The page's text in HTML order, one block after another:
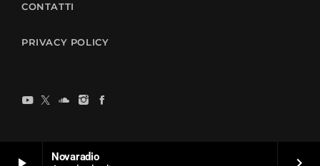
Novaradio
CONTATTI
PRIVACY POLICY